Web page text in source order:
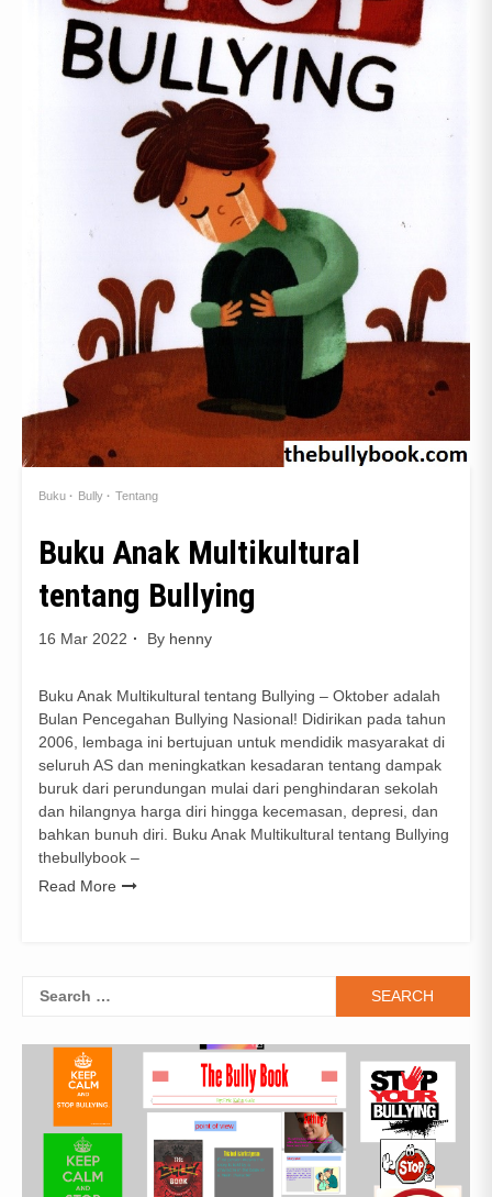
Buku Bully Tentang
Buku Anak Multikultural
tentang Bullying
16 Mar 2022 By henny
Buku Anak Multikultural tentang Bullying – Oktober adalah
Bulan Pencegahan Bullying Nasional! Didirikan pada tahun
2006, lembaga ini bertujuan untuk mendidik masyarakat di
seluruh AS dan meningkatkan kesadaran tentang dampak
buruk dari perundungan mulai dari penghindaran sekolah
dan hilangnya harga diri hingga kecemasan, depresi, dan
bahkan bunuh diri. Buku Anak Multikultural tentang Bullying
thebullybook –
Read More